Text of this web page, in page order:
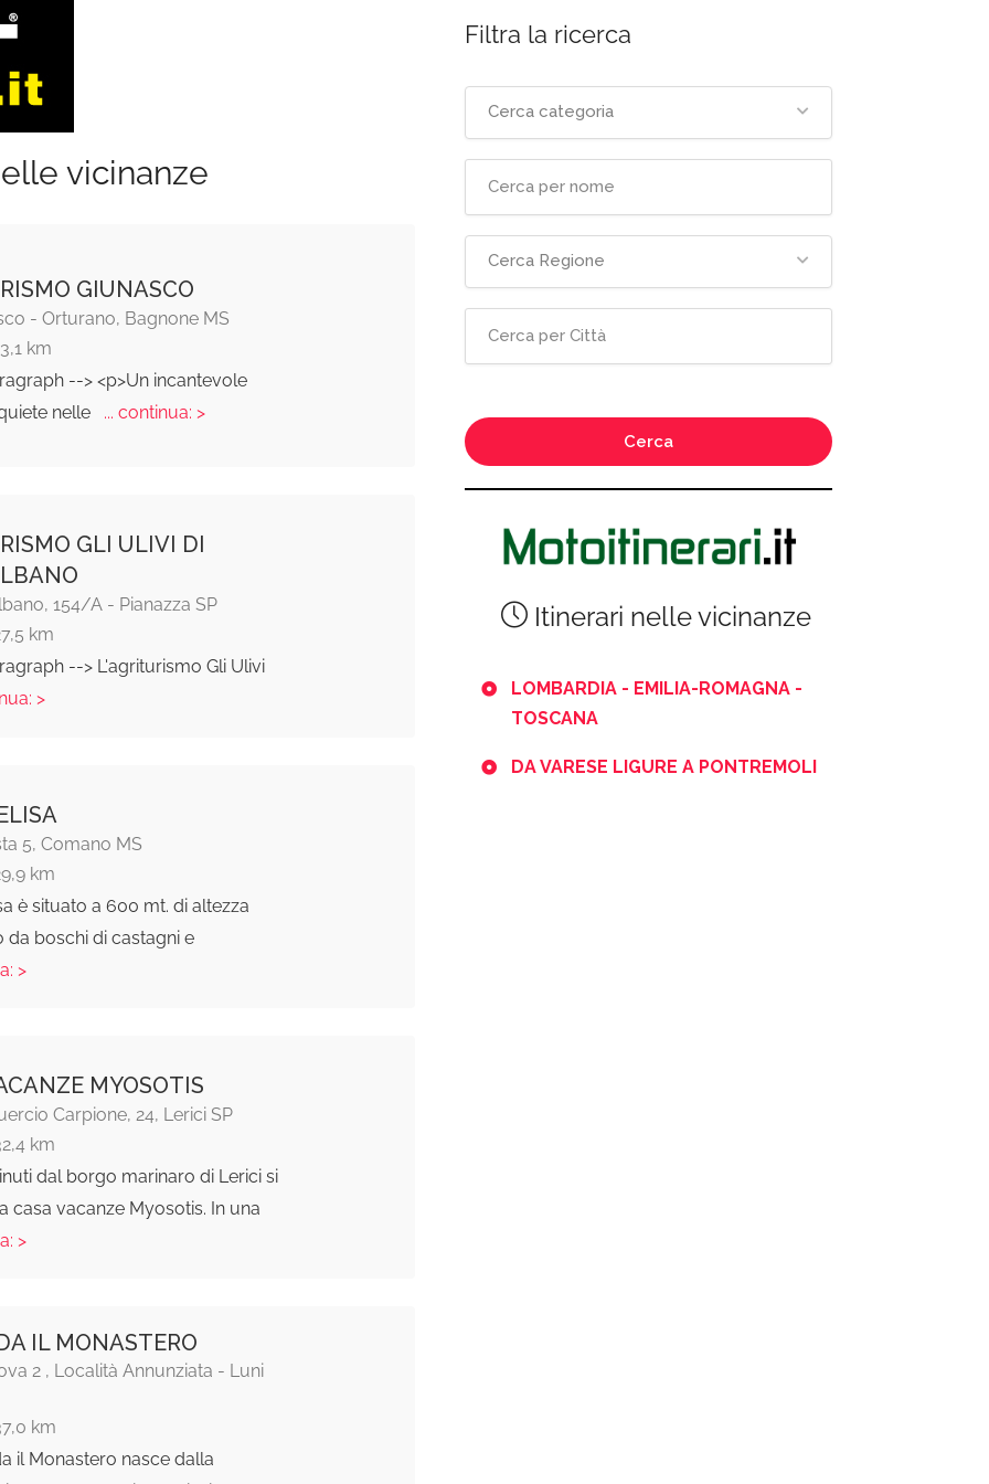
vicinanze
GIUNASCO
- Orturano, Bagnone MS
km
--> <p>Un incantevole
nelle
... continua: >
GLI ULIVI DI
154/A - Pianazza SP
km
--> L'agriturismo Gli Ulivi
>
5, Comano MS
km
è situato a 600 mt. di altezza
da boschi di castagni e
>
MYOSOTIS
Carpione, 24, Lerici SP
km
dal borgo marinaro di Lerici si
casa vacanze Myosotis. In una
>
IL MONASTERO
2 , Località Annunziata - Luni
km
il Monastero nasce dalla
Filtra la ricerca
Cerca categoria
Cerca Regione
Cerca
Itinerari nelle vicinanze
LOMBARDIA - EMILIA-ROMAGNA -
TOSCANA
DA VARESE LIGURE A PONTREMOLI